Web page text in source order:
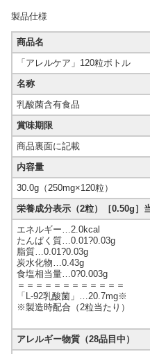
製品仕様
商品名
「アレルケア」120粒ボトル
名称
乳酸菌含有食品
賞味期限
商品裏面に記載
内容量
30.0g（250mg×120粒）
栄養成分表示（2粒）［0.50g］
エネルギー…2.0kcal
たんぱく質…0.01?0.03g
脂質…0.01?0.03g
炭水化物…0.43g
食塩相当量…0?0.003g
＝＝＝＝＝＝＝＝＝＝＝＝
「L-92乳酸菌」…20.7mg※
※製造時配合（2粒当たり）
アレルギー物質（28品目中）